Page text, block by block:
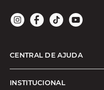
CENTRAL DE AJUDA
Solicitar Troca ou Devolução
INSTITUCIONAL